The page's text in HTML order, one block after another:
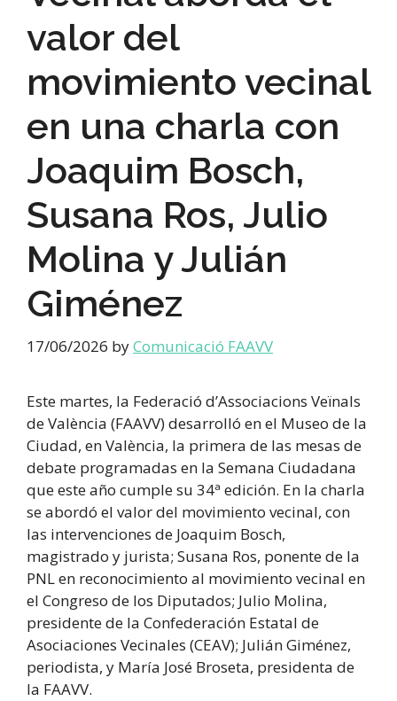
valor del
movimiento vecinal
en una charla con
Joaquim Bosch,
Susana Ros, Julio
Molina y Julián
Giménez
17/06/2026 byComunicació FAAVV
Este martes, la Federació d’Associacions Veïnals
de València (FAAVV) desarrolló en el Museo de la
Ciudad, en València, la primera de las mesas de
debate programadas en la Semana Ciudadana
que este año cumple su 34ª edición. En la charla
se abordó el valor del movimiento vecinal, con
las intervenciones de Joaquim Bosch,
magistrado y jurista; Susana Ros, ponente de la
PNL en reconocimiento al movimiento vecinal en
el Congreso de los Diputados; Julio Molina,
presidente de la Confederación Estatal de
Asociaciones Vecinales (CEAV); Julián Giménez,
periodista, y María José Broseta, presidenta de
la FAAVV.